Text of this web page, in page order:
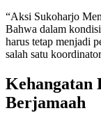
“Aksi Sukoharjo
Bahwa dalam
harus tetap menjadi
salah satu
Kehangatan
Berjamaah